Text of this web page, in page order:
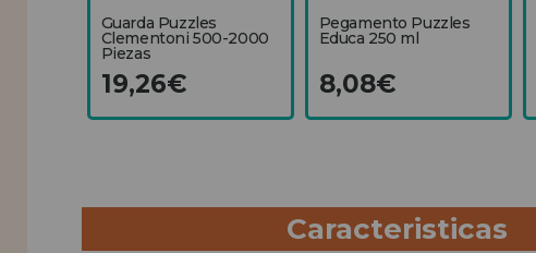
Guarda Puzzles
Clementoni 500-2000
Piezas
19,26€
Pegamento Puzzles
Educa 250 ml
8,08€
Caracteristicas